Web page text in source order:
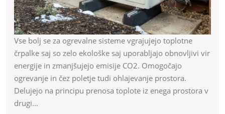
jih
izbrati
Vse bolj se za ogrevalne sisteme vgrajujejo toplotne
črpalke saj so zelo ekološke saj uporabljajo obnovljivi vir
energije in zmanjšujejo emisije CO2. Omogočajo
ogrevanje in čez poletje tudi ohlajevanje prostora.
Delujejo na principu prenosa toplote iz enega prostora v
drugi…